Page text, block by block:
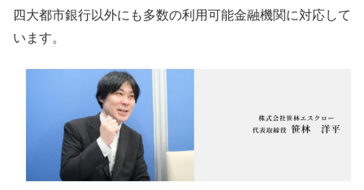
四大都市銀行以外にも多数の利用可能金融機関に対応して
います。